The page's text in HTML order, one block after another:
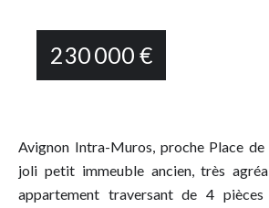
230 000 €
Avignon Intra-Muros, proche Place de
joli petit immeuble ancien, très
appartement traversant de 4 pièces